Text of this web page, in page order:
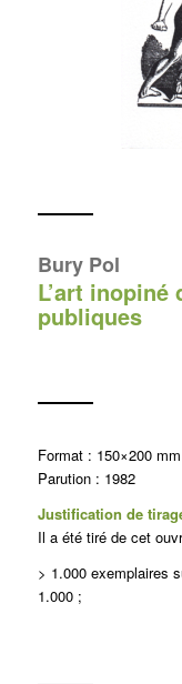
Bury Pol
L’art
publiques
Format : 150×200 mm
Parution : 1982
Justification de
Il a été tiré de cet
> 1.000 exemplaires
1.000 ;